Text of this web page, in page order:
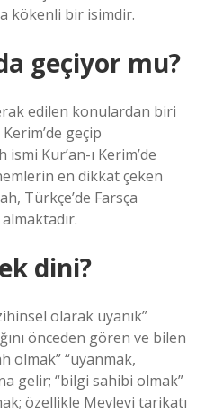
kökenli bir isimdir.
geçiyor mu?
edilen konulardan biri
geçip
Kur’an-ı Kerim’de
en dikkat çeken
Türkçe’de Farsça
dini?
olarak uyanık”
önceden gören ve bilen
olmak” “uyanmak,
gelir; “bilgi sahibi olmak”
özellikle Mevlevi tarikatı